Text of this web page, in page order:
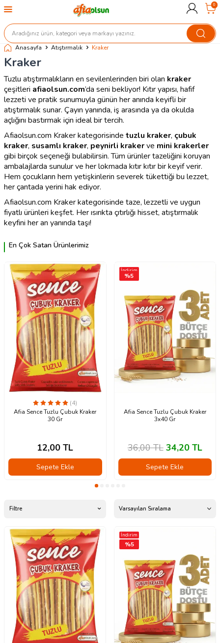
0
Anasayfa Atıştırmalık Kraker
Kraker
Tuzlu atıştırmalıkların en sevilenlerinden biri olan kraker
çeşitleri afiaolsun.com’da seni bekliyor! Kıtır yapısı, hafif
lezzeti ve pratik sunumuyla günün her anında keyifli bir
atıştırmalık sunar. Çayın yanında, iş arasında ya da okulda
açlığını bastırmak için ideal bir tercih.
Afiaolsun.com Kraker kategorisinde tuzlu kraker, çubuk
kraker, susamlı kraker, peynirli krakerve mini krakerler
gibi birçok seçeneği bulabilirsin. Tüm ürünler tazeliğini koruyan
ambalajlarda sunulur ve her lokmada kıtır kıtır bir keyif verir.
Hem çocukların hem yetişkinlerin severek tükettiği bu lezzet,
her çantada yerini hak ediyor.
Afiaolsun.com Kraker kategorisinde taze, lezzetli ve uygun
fiyatlı ürünleri keşfet. Her ısırıkta çıtırlığı hisset, atıştırmalık
keyfini her an yanında taşı!
En Çok Satan Ürünlerimiz
(4)
Afia Sence Tuzlu Çubuk Kraker
30 Gr
12,00 TL
Sepete Ekle
İndirim
%5
Afia Sence Tuzlu Çubuk Kraker
3x40 Gr
36,00TL 34,20TL
Sepete Ekle
Filtre
İndirim
%5